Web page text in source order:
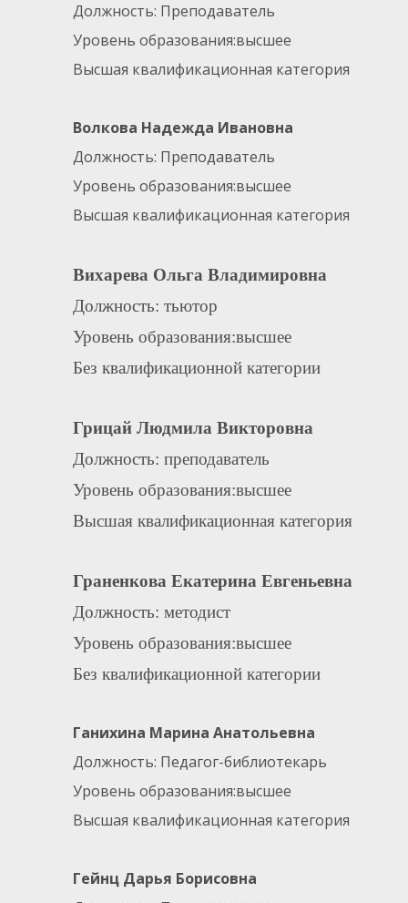
Должность: Преподаватель
Уровень образования:высшее
Высшая квалификационная категория
Волкова Надежда Ивановна
Должность: Преподаватель
Уровень образования:высшее
Высшая квалификационная категория
Вихарева Ольга Владимировна
Должность: тьютор
Уровень образования:высшее
Без квалификационной категории
Грицай Людмила Викторовна
Должность: преподаватель
Уровень образования:высшее
Высшая квалификационная категория
Граненкова Екатерина Евгеньевна
Должность: методист
Уровень образования:высшее
Без квалификационной категории
Ганихина Марина Анатольевна
Должность: Педагог-библиотекарь
Уровень образования:высшее
Высшая квалификационная категория
Гейнц Дарья Борисовна